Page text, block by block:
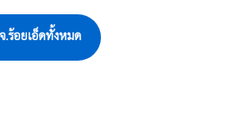
ร้อยเอ็ดทั้งหมด